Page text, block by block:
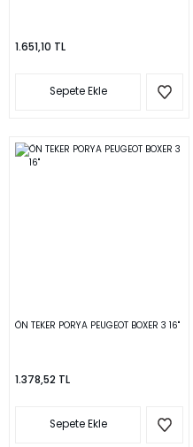
1.651,10 TL
Sepete Ekle
ÖN TEKER PORYA PEUGEOT BOXER 3 16''
1.378,52 TL
Sepete Ekle